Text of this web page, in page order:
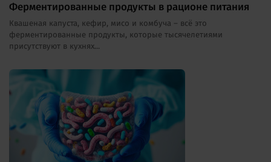
Ферментированные продукты в рационе питания
Квашеная капуста, кефир, мисо и комбуча – всё это
ферментированные продукты, которые тысячелетиями
присутствуют в кухнях...